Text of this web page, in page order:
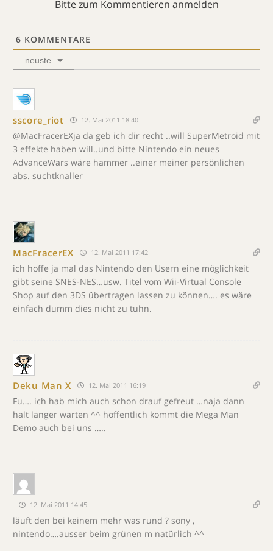
Bitte zum Kommentieren anmelden
6 KOMMENTARE
neuste
sscore_riot 12. Mai 2011 18:40
@MacFracerEXja da geb ich dir recht ..will SuperMetroid mit
3 effekte haben will..und bitte Nintendo ein neues
AdvanceWars wäre hammer ..einer meiner persönlichen
abs. suchtknaller
MacFracerEX 12. Mai 2011 17:42
ich hoffe ja mal das Nintendo den Usern eine möglichkeit
gibt seine SNES-NES…usw. Titel vom Wii-Virtual Console
Shop auf den 3DS übertragen lassen zu können…. es wäre
einfach dumm dies nicht zu tuhn.
Deku Man X 12. Mai 2011 16:19
Fu…. ich hab mich auch schon drauf gefreut …naja dann
halt länger warten ^^ hoffentlich kommt die Mega Man
Demo auch bei uns …..
12. Mai 2011 14:45
läuft den bei keinem mehr was rund ? sony ,
nintendo….ausser beim grünen m natürlich ^^